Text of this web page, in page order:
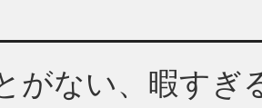
がない、暇すぎ